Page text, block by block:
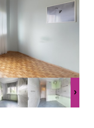
Mieszkania
Działki